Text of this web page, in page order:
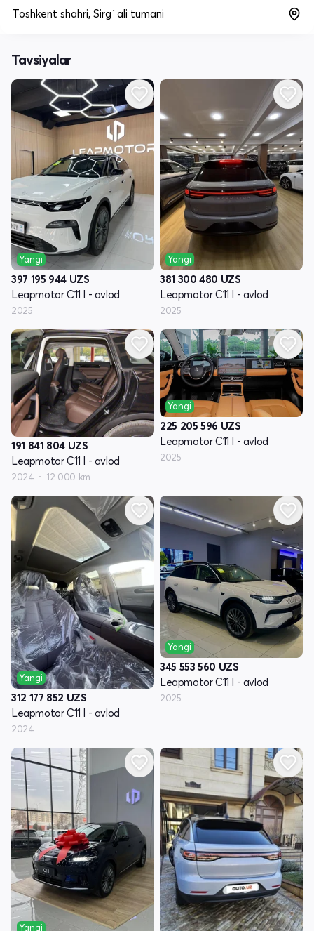
Toshkent shahri, Sirg`ali tumani
Tavsiyalar
Yangi
397 195 944 UZS
Leapmotor C11 I - avlod
2025
Yangi
381 300 480 UZS
Leapmotor C11 I - avlod
2025
191 841 804 UZS
Leapmotor C11 I - avlod
2024 12 000 km
Yangi
225 205 596 UZS
Leapmotor C11 I - avlod
2025
Yangi
312 177 852 UZS
Leapmotor C11 I - avlod
2024
Yangi
345 553 560 UZS
Leapmotor C11 I - avlod
2025
Yangi